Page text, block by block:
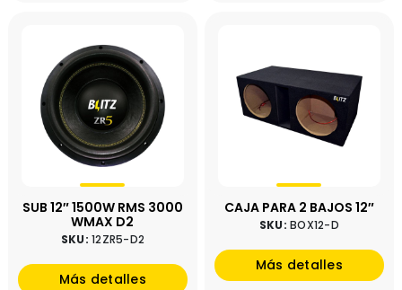
SUB 12″ 1500W RMS 3000
WMAX D2
SKU:12ZR5-D2
Más detalles
CAJA PARA 2 BAJOS 12″
SKU:BOX12-D
Más detalles